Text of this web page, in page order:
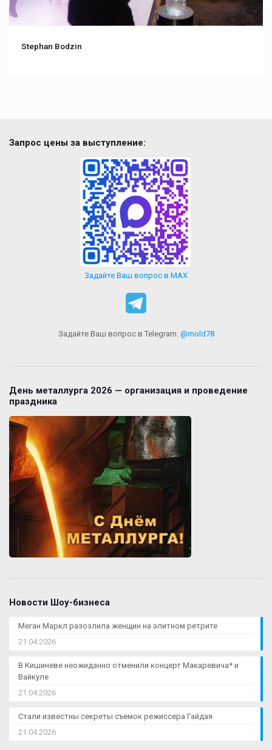
Stephan Bodzin
Запрос цены за выступление:
Задайте Ваш вопрос в MAX
Задайте Ваш вопрос в Telegram: @mold78
День металлурга 2026 — организация и проведение
праздника
Новости Шоу-бизнеса
Меган Маркл разозлила женщин на элитном ретрите
21.04.2026
В Кишиневе неожиданно отменили концерт Макаревича* и
Вайкуле
21.04.2026
Стали известны секреты съемок режиссера Гайдая
21.04.2026